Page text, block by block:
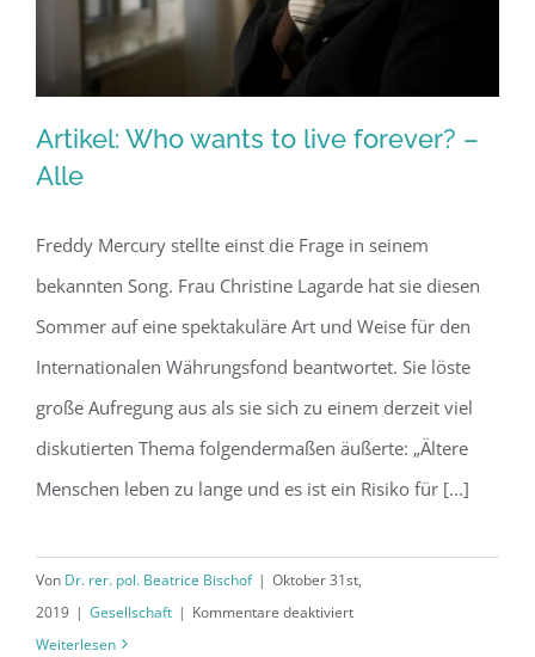
Artikel: Who wants to live forever? –
Alle
Artikel: Who wants to live forever? –
Alle
Freddy Mercury stellte einst die Frage in seinem
bekannten Song. Frau Christine Lagarde hat sie diesen
Sommer auf eine spektakuläre Art und Weise für den
Internationalen Währungsfond beantwortet. Sie löste
große Aufregung aus als sie sich zu einem derzeit viel
diskutierten Thema folgendermaßen äußerte: „Ältere
Menschen leben zu lange und es ist ein Risiko für [...]
Von Dr. rer. pol. Beatrice Bischof | Oktober 31st,
2019 | Gesellschaft | Kommentare deaktiviertfür
Weiterlesen